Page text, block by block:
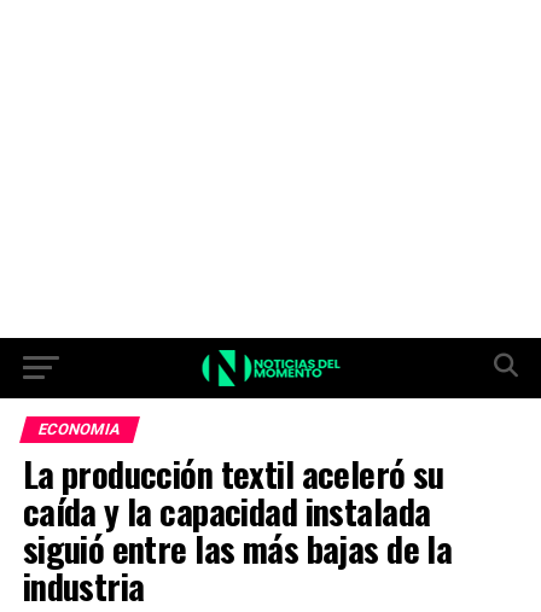
ECONOMIA
La producción textil aceleró su
caída y la capacidad instalada
siguió entre las más bajas de la
industria